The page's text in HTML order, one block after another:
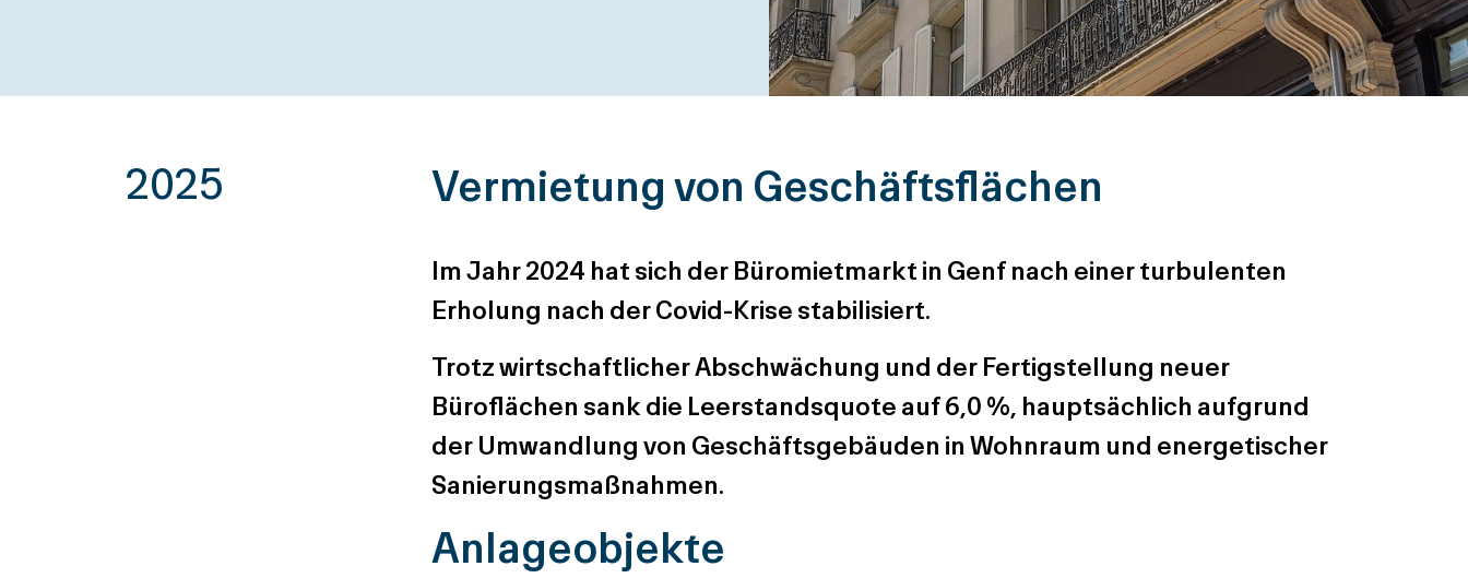
2025 Vermietung von Geschäftsflächen
Im Jahr 2024 hat sich der Büromietmarkt in Genf nach einer turbulenten
Erholung nach der Covid-Krise stabilisiert.
Trotz wirtschaftlicher Abschwächung und der Fertigstellung neuer
Büroflächen sank die Leerstandsquote auf 6,0 %, hauptsächlich aufgrund
der Umwandlung von Geschäftsgebäuden in Wohnraum und energetischer
Sanierungsmaßnahmen.
Anlageobjekte